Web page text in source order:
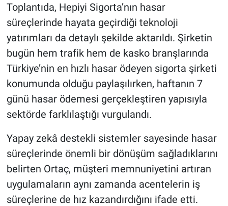
Toplantıda, Hepiyi Sigorta’nın hasar
süreçlerinde hayata geçirdiği teknoloji
yatırımları da detaylı şekilde aktarıldı. Şirketin
bugün hem trafik hem de kasko branşlarında
Türkiye’nin en hızlı hasar ödeyen sigorta şirketi
konumunda olduğu paylaşılırken, haftanın 7
günü hasar ödemesi gerçekleştiren yapısıyla
sektörde farklılaştığı vurgulandı.
Yapay zekâ destekli sistemler sayesinde hasar
süreçlerinde önemli bir dönüşüm sağladıklarını
belirten Ortaç, müşteri memnuniyetini artıran
uygulamaların aynı zamanda acentelerin iş
süreçlerine de hız kazandırdığını ifade etti.